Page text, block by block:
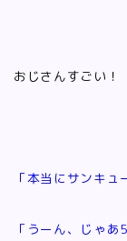
おじさんすごい！
「本当にサンキュ
「うーん、じゃ